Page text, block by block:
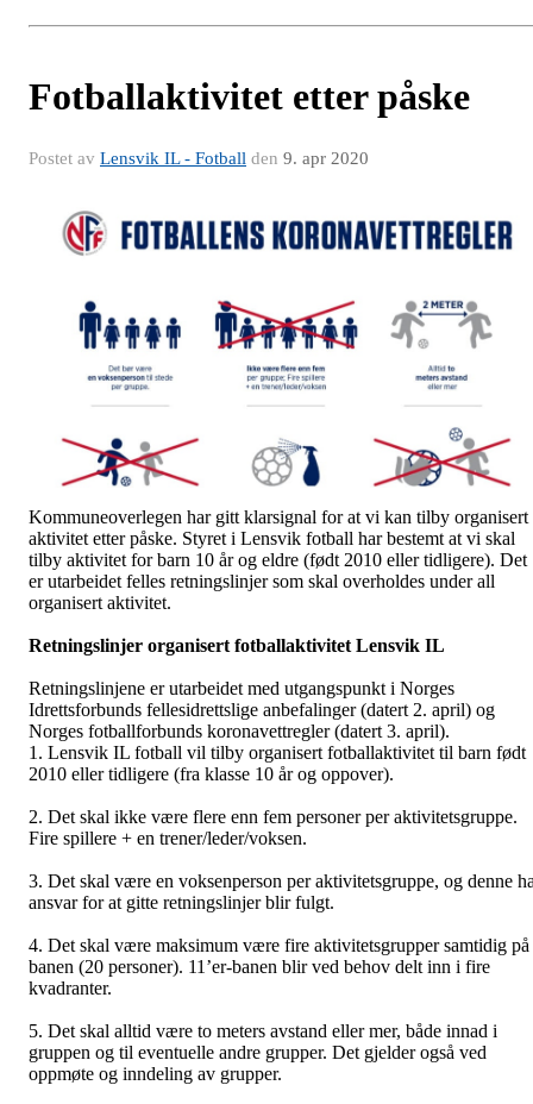
Fotballaktivitet etter påske
Postet av Lensvik IL - Fotball den 9. apr 2020
Kommuneoverlegen har gitt klarsignal for at vi kan tilby organisert
aktivitet etter påske. Styret i Lensvik fotball har bestemt at vi skal
tilby aktivitet for barn 10 år og eldre (født 2010 eller tidligere). Det
er utarbeidet felles retningslinjer som skal overholdes under all
organisert aktivitet.
Retningslinjer organisert fotballaktivitet Lensvik IL
Retningslinjene er utarbeidet med utgangspunkt i Norges
Idrettsforbunds fellesidrettslige anbefalinger (datert 2. april) og
Norges fotballforbunds koronavettregler (datert 3. april).
1. Lensvik IL fotball vil tilby organisert fotballaktivitet til barn født
2010 eller tidligere (fra klasse 10 år og oppover).
2. Det skal ikke være flere enn fem personer per aktivitetsgruppe.
Fire spillere + en trener/leder/voksen.
3. Det skal være en voksenperson per aktivitetsgruppe, og denne
ansvar for at gitte retningslinjer blir fulgt.
4. Det skal være maksimum være fire aktivitetsgrupper samtidig på
banen (20 personer). 11’er-banen blir ved behov delt inn i fire
kvadranter.
5. Det skal alltid være to meters avstand eller mer, både innad i
gruppen og til eventuelle andre grupper. Det gjelder også ved
oppmøte og inndeling av grupper.